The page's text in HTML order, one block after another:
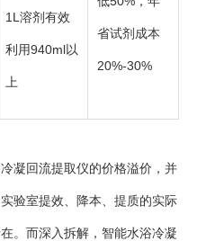
1L溶剂有效
利用940ml以
上
省试剂成本
20%-30%
凝回流提取仪的价格溢价，并
验室提效、降本、提质的实际
。而深入拆解，智能水浴冷凝